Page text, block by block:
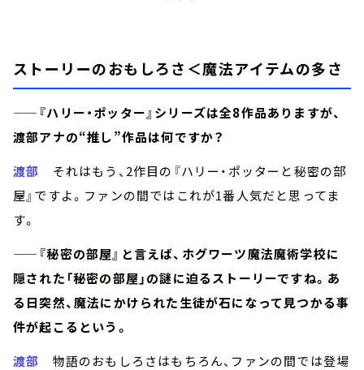
ストーリーのおもしろさ＜魔法アイテムの多さ
——『ハリー・ポッター』シリーズは全8作品ありますが、
渡部アナの“推し”作品は何ですか？
渡部
それはもう、2作目の『ハリー・ポッターと秘密の部
屋』ですよ。ファンの間ではこれが1番人気だと思ってま
す。
——『秘密の部屋』と言えば、ホグワーツ魔法魔術学校に
隠された「秘密の部屋」の謎に迫るストーリーですね。あ
る日突然、魔法にかけられた生徒が石になって見つかる事
件が起こるという。
渡部
物語のおもしろさはもちろん、ファンの間では登場